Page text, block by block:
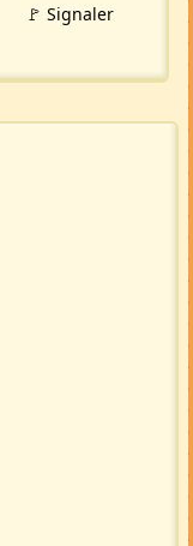
🚩 Signaler